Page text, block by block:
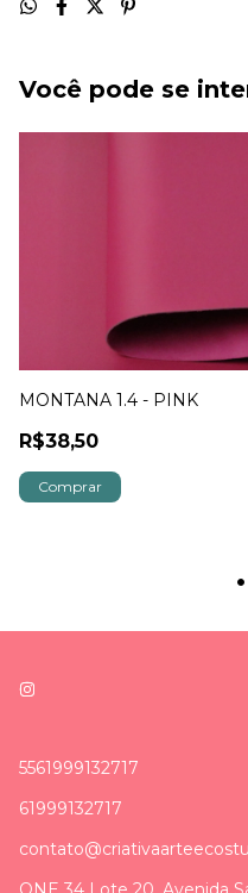
Você pode se
MONTANA 1.4 - PINK
R$38,50
5561999132717
61999132717